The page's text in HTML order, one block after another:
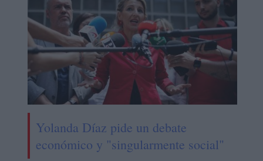
Yolanda Díaz pide un debate
económico y "singularmente social"